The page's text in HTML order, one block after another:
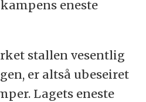
eneste
stallen vesentlig
er altså ubeseiret
Lagets eneste